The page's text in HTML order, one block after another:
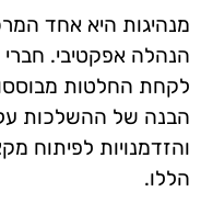
מנהיגות היא אחד
הנהלה אפקטיבי. חברי
לקחת החלטות
הבנה של ההשלכות
והזדמנויות לפיתוח
הללו.